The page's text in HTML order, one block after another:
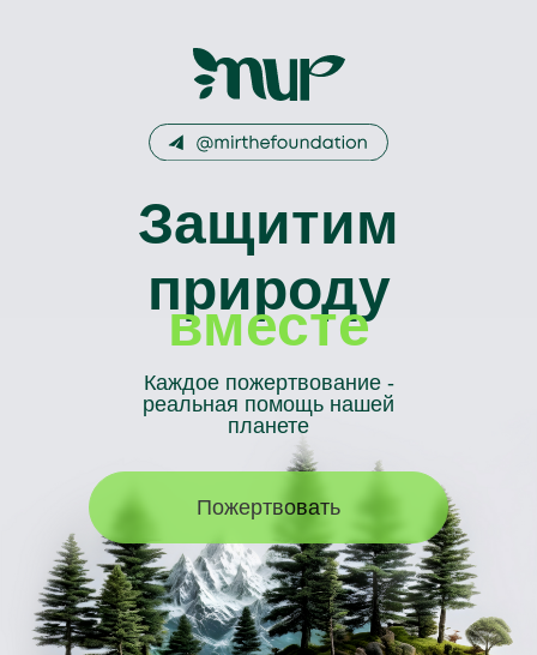
Защитим
природу
вместе
Каждое пожертвование -
реальная помощь нашей
планете
Пожертвовать